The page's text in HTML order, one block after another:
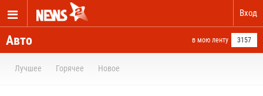
Вход
Авто в мою ленту 3157
Лучшее Горячее Новое